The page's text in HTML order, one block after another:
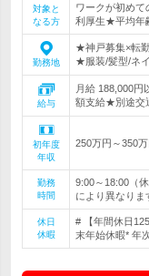
対象と
なる方
ワークが初め
利厚生★平均年
勤務地
★神戸募集×転
★服装/髪型/ネ
給与
月給 188,000
額支給★別途交
初年度
年収
250万円～350万
勤務
時間
9:00～18:00（
により異なり
休日
休暇
# 【年間休日
末年始休暇* 年